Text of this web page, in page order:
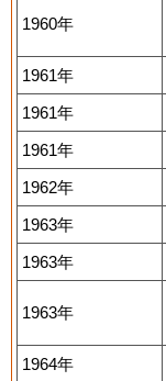
1960年
1961年
1961年
1961年
1962年
1963年
1963年
1963年
1964年